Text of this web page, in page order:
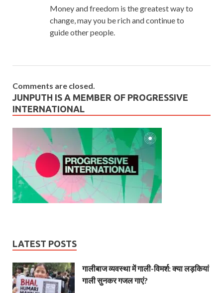
Money and freedom is the greatest way to
change, may you be rich and continue to
guide other people.
Comments are closed.
JUNPUTH IS A MEMBER OF PROGRESSIVE
INTERNATIONAL
LATEST POSTS
गालीबाज व्‍यवस्‍था में गाली-विमर्श: क्या लड़कियां
गाली सुनकर गजल गाएं?